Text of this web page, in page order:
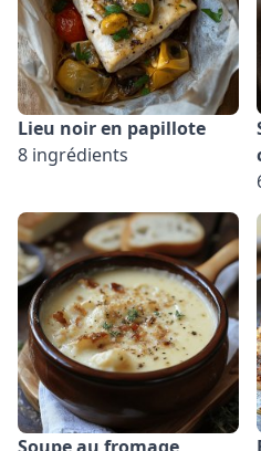
Lieu noir en papillote
8 ingrédients